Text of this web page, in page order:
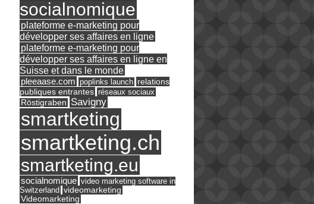
socialnomique
plateforme e-marketing pour
développer ses affaires en ligne
plateforme e-marketing pour
développer ses affaires en ligne en
Suisse et dans le monde
pleeaase.com poplinks launch relations
publiques entrantes réseaux sociaux
Röstigraben Savigny
smartketing
smartketing.ch
smartketing.eu
socialnomique video marketing software in
Switzerland videomarketing
Videomarketing